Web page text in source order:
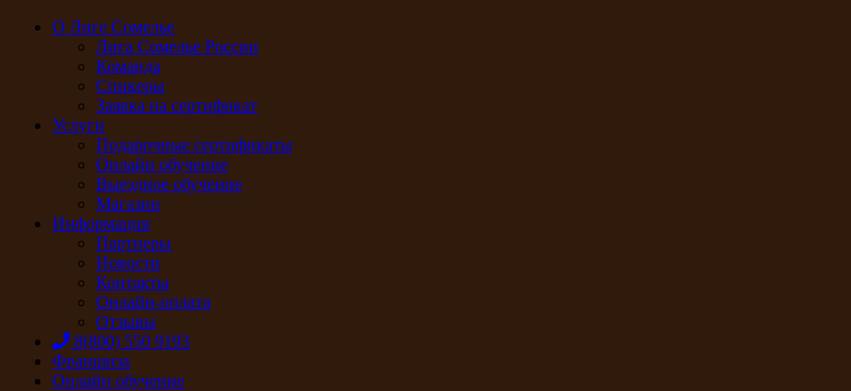
О Лиге Сомелье
Лига Сомелье России
Команда
Спикеры
Заявка на сертификат
Услуги
Подарочные сертификаты
Онлайн обучение
Выездное обучение
Магазин
Информация
Партнеры
Новости
Контакты
Онлайн-оплата
Отзывы
8(800) 550 9193
Франшиза
Онлайн обучение